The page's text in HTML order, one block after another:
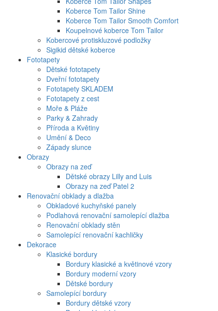
Koberce Tom Tailor Shine
Koberce Tom Tailor Smooth Comfort
Koupelnové koberce Tom Tailor
Kobercové protiskluzové podložky
Sigikid dětské koberce
Fototapety
Dětské fototapety
Dveřní fototapety
Fototapety SKLADEM
Fototapety z cest
Moře & Pláže
Parky & Zahrady
Příroda a Květiny
Umění & Deco
Západy slunce
Obrazy
Obrazy na zeď
Dětské obrazy Lilly and Luis
Obrazy na zeď Patel 2
Renovační obklady a dlažba
Obkladové kuchyňské panely
Podlahová renovační samolepící dlažba
Renovační obklady stěn
Samolepící renovační kachličky
Dekorace
Klasické bordury
Bordury klasické a květinové vzory
Bordury moderní vzory
Dětské bordury
Samolepící bordury
Bordury dětské vzory